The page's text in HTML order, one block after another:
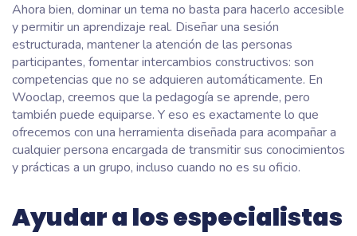
Ahora bien, dominar un tema no basta para hacerlo accesible
y permitir un aprendizaje real. Diseñar una sesión
estructurada, mantener la atención de las personas
participantes, fomentar intercambios constructivos: son
competencias que no se adquieren automáticamente. En
Wooclap, creemos que la pedagogía se aprende, pero
también puede equiparse. Y eso es exactamente lo que
ofrecemos con una herramienta diseñada para acompañar a
cualquier persona encargada de transmitir sus conocimientos
y prácticas a un grupo, incluso cuando no es su oficio.
Ayudar a los especialistas